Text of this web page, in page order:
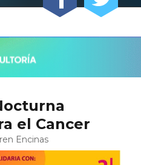
el Cancer
Encinas